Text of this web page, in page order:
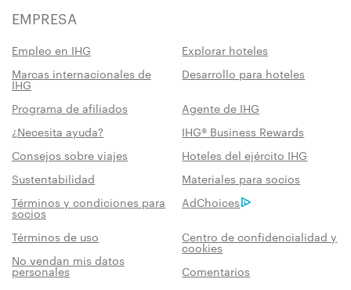
EMPRESA
Empleo en IHG
Explorar hoteles
Marcas internacionales de
IHG
Desarrollo para hoteles
Programa de afiliados
Agente de IHG
¿Necesita ayuda?
IHG® Business Rewards
Consejos sobre viajes
Hoteles del ejército IHG
Sustentabilidad
Materiales para socios
Términos y condiciones para
socios
AdChoices
Términos de uso Centro de confidencialidad y
cookies
No vendan mis datos
personales Comentarios